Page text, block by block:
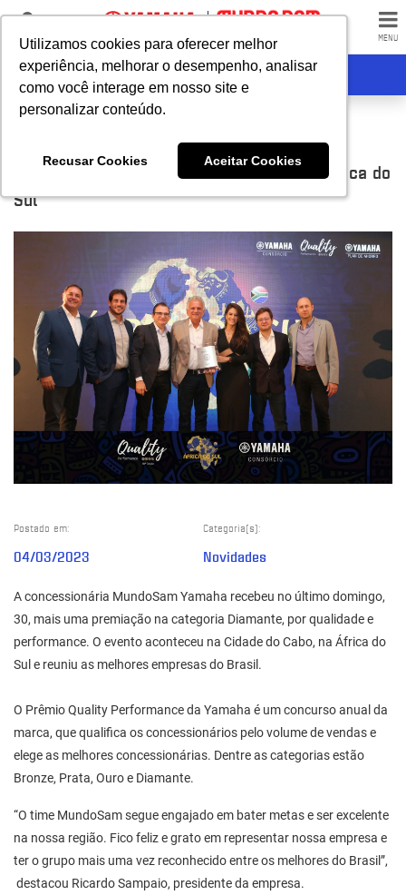
Utilizamos cookies para oferecer melhor
experiência, melhorar o desempenho, analisar
como você interage em nosso site e
personalizar conteúdo.
Recusar Cookies Aceitar Cookies
Utilizamos cookies para oferecer melhor
experiência, melhorar o desempenho, analisar
como você interage em nosso site e
personalizar conteúdo.
Recusar Cookies Aceitar Cookies
LOJAS MENU
RECEBA CONTATO
MundoSam Yamaha ganha mais um prêmio
Yamaha de qualidade e performance na África do
Sul
Categoria(s):
Novidades
Postado em:
04/03/2023
A concessionária MundoSam Yamaha recebeu no último domingo,
30, mais uma premiação na categoria Diamante, por qualidade e
performance. O evento aconteceu na Cidade do Cabo, na África do
Sul e reuniu as melhores empresas do Brasil.
O Prêmio Quality Performance da Yamaha é um concurso anual da
marca, que qualifica os concessionários pelo volume de vendas e
elege as melhores concessionárias. Dentre as categorias estão
Bronze, Prata, Ouro e Diamante.
“O time MundoSam segue engajado em bater metas e ser excelente
na nossa região. Fico feliz e grato em representar nossa empresa e
ter o grupo mais uma vez reconhecido entre os melhores do Brasil”,
destacou Ricardo Sampaio, presidente da empresa.